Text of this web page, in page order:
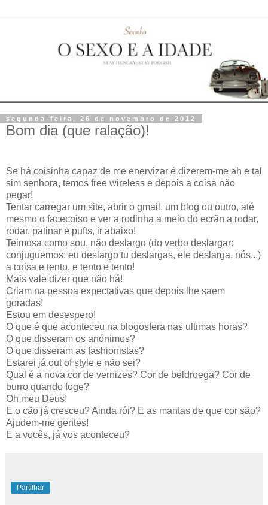
segunda-feira, 26 de novembro de 2012
Bom dia (que ralação)!
Se há coisinha capaz de me enervizar é dizerem-me ah e tal
sim senhora, temos free wireless e depois a coisa não
pegar!
Tentar carregar um site, abrir o gmail, um blog ou outro, até
mesmo o facecoiso e ver a rodinha a meio do ecrãn a rodar,
rodar, patinar e pufts, ir abaixo!
Teimosa como sou, não deslargo (do verbo deslargar:
conjuguemos: eu deslargo tu deslargas, ele deslarga, nós...)
a coisa e tento, e tento e tento!
Mais vale dizer que não há!
Criam na pessoa expectativas que depois lhe saem
goradas!
Estou em desespero!
O que é que aconteceu na blogosfera nas ultimas horas?
O que disseram os anónimos?
O que disseram as fashionistas?
Estarei já out of style e não sei?
Qual é a nova cor de vernizes? Cor de beldroega? Cor de
burro quando foge?
Oh meu Deus!
E o cão já cresceu? Ainda rói? E as mantas de que cor são?
Ajudem-me gentes!
E a vocês, já vos aconteceu?
Partilhar